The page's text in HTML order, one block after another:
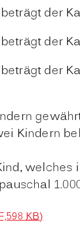
der
der
der
Kindern
KB)